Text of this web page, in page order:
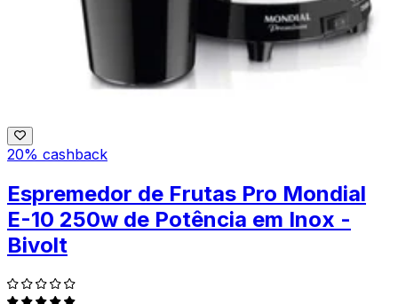
20% cashback
Espremedor de Frutas Pro Mondial
E-10 250w de Potência em Inox -
Bivolt